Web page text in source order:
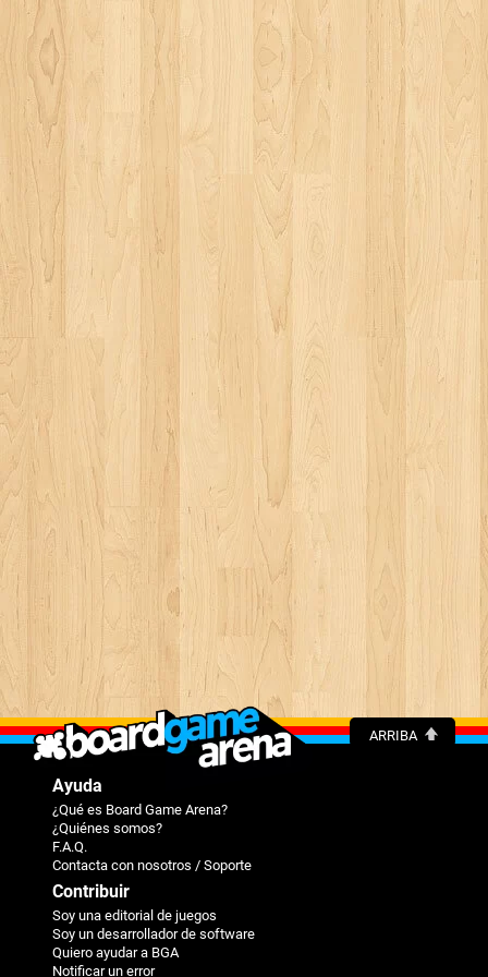
ARRIBA
Ayuda
¿Qué es Board Game Arena?
¿Quiénes somos?
F.A.Q.
Contacta con nosotros / Soporte
Contribuir
Soy una editorial de juegos
Soy un desarrollador de software
Quiero ayudar a BGA
Notificar un error